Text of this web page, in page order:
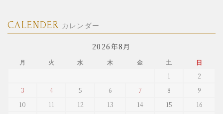
CALENDER カレンダー
2026年8月
月 火 水 木 金 土 日
1
2
3
4 5 6 7 8
9
10
11 12 13 14 15
16